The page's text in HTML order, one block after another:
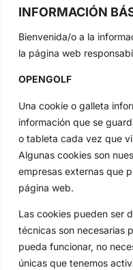
INFORMACIÓN
Bienvenida/o a la
la página web
OPENGOLF
Una cookie o galleta
información que se
o tableta cada vez que
Algunas cookies son
empresas externas que
página web.
Las cookies pueden ser
técnicas son necesarias
pueda funcionar, no
únicas que tenemos
Jon Rahm, LIV Golf, PGA
Categorias
Inicio
Actualidad
Circuitos
Especiales
Compañía
Aviso Legal
Política de Privacidad
Política de Cookies
Publicidad
Newsletters